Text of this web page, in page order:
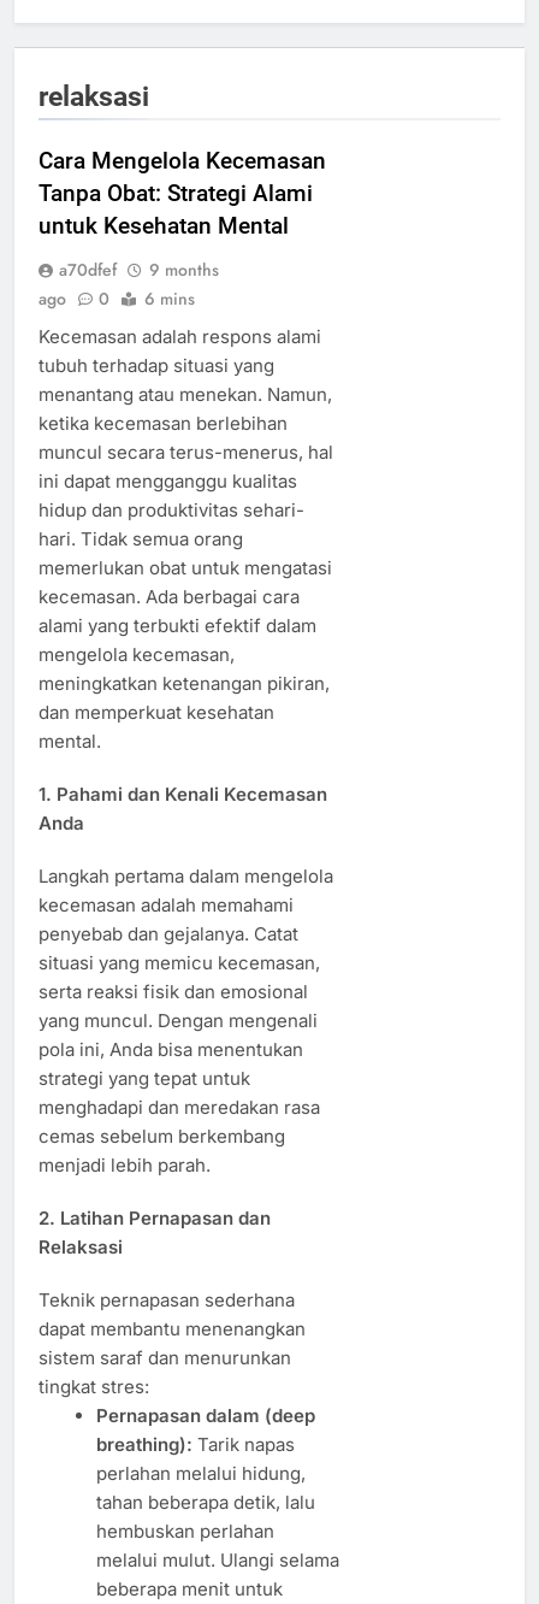
relaksasi
Cara Mengelola Kecemasan
Tanpa Obat: Strategi Alami
untuk Kesehatan Mental
a70dfef
9 months
ago
0 6 mins
Kecemasan adalah respons alami
tubuh terhadap situasi yang
menantang atau menekan. Namun,
ketika kecemasan berlebihan
muncul secara terus-menerus, hal
ini dapat mengganggu kualitas
hidup dan produktivitas sehari-
hari. Tidak semua orang
memerlukan obat untuk mengatasi
kecemasan. Ada berbagai cara
alami yang terbukti efektif dalam
mengelola kecemasan,
meningkatkan ketenangan pikiran,
dan memperkuat kesehatan
mental.
1. Pahami dan Kenali Kecemasan
Anda
Langkah pertama dalam mengelola
kecemasan adalah memahami
penyebab dan gejalanya. Catat
situasi yang memicu kecemasan,
serta reaksi fisik dan emosional
yang muncul. Dengan mengenali
pola ini, Anda bisa menentukan
strategi yang tepat untuk
menghadapi dan meredakan rasa
cemas sebelum berkembang
menjadi lebih parah.
2. Latihan Pernapasan dan
Relaksasi
Teknik pernapasan sederhana
dapat membantu menenangkan
sistem saraf dan menurunkan
tingkat stres:
Pernapasan dalam (deep
breathing): Tarik napas
perlahan melalui hidung,
tahan beberapa detik, lalu
hembuskan perlahan
melalui mulut. Ulangi selama
beberapa menit untuk